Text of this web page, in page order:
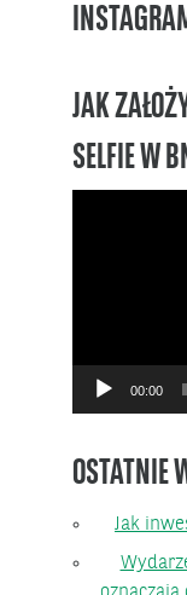
JAK
SELFIE W
00:00
OSTATNIE
Jak